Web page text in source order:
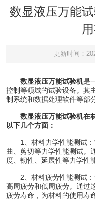
数显液压万能
更新时间：
数显液压万能试验机是
控制等领域的试验设备。其
制系统和数据处理软件等部
数显液压万能试验机在
以下几个方面：
1、材料力学性能测试：
曲、剪切等力学性能测试。
度、韧性、延展性等力学性
2、材料疲劳性能测试：
高周疲劳和低周疲劳。通过
疲劳寿命，为材料的使用寿